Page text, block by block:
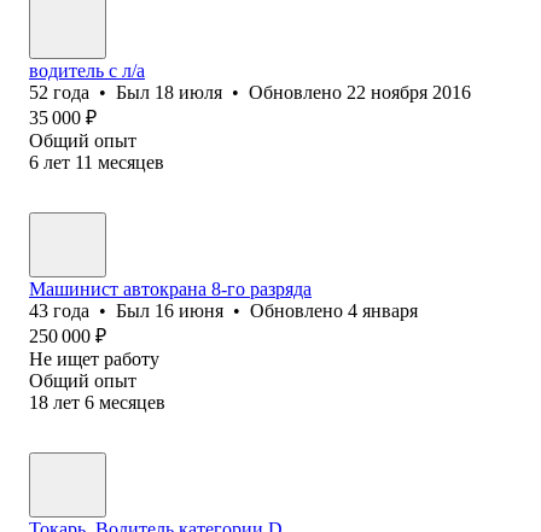
водитель с л/а
52 года • Был 18 июля • Обновлено 22 ноября 2016
35 000 ₽
Общий опыт
6 лет 11 месяцев
Машинист автокрана 8-го разряда
43 года • Был 16 июня • Обновлено 4 января
250 000 ₽
Не ищет работу
Общий опыт
18 лет 6 месяцев